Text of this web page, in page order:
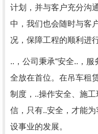
计划，并与客户充分沟
中，我们也会随时与客
况，保障工程的顺利进行
..，公司秉承“安全..，
全放在首位。在吊车租
制度，..操作安全、施
信，只有..安全，才能
设事业的发展。